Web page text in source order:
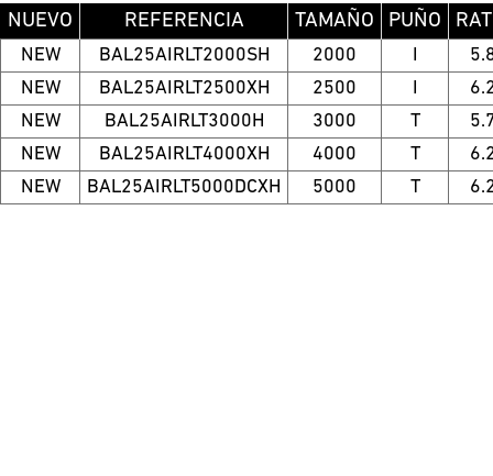
NUEVO REFERENCIA TAMAÑO PUÑO
NEW BAL25AIRLT2000SH 2000
NEW
BAL25AIRLT2500XH 2500
NEW
BAL25AIRLT3000H 3000 T
NEW
BAL25AIRLT4000XH 4000 T
NEW
BAL25AIRLT5000DCXH 5000 T